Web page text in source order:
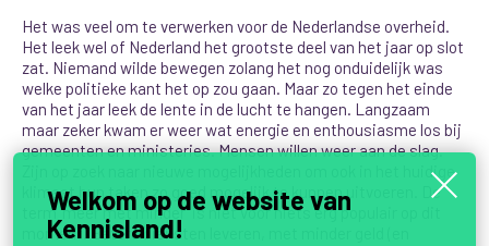
Het was veel om te verwerken voor de Nederlandse overheid.
Het leek wel of Nederland het grootste deel van het jaar op slot
zat. Niemand wilde bewegen zolang het nog onduidelijk was
welke politieke kant het op zou gaan. Maar zo tegen het einde
van het jaar leek de lente in de lucht te hangen. Langzaam
maar zeker kwam er weer wat energie en enthousiasme los bij
gemeenten en ministeries. Mensen willen weer aan de slag.
Zijn op zoek naar nieuwe mogelijkheden om ook in het huidige
klimaat hun taken zo goed mogelijk te kunnen uitvoeren. De
term ‘meer met minder’ is niet voor niets erg populair op dit
moment. Betere diensten leveren, met minder geld (en
Welkom op de website van
Kennisland!